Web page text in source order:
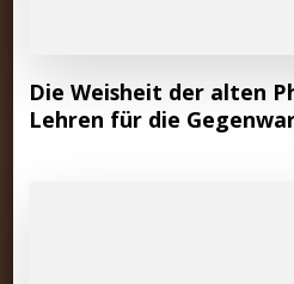
Die Weisheit der alten
Lehren für die